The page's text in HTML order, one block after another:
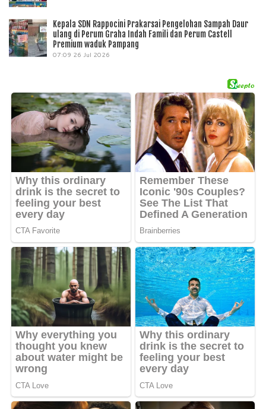
Kepala SDN Rappocini Prakarsai Pengelohan Sampah Daur
ulang di Perum Graha Indah Famili dan Perum Castell
Premium waduk Pampang
07:09 26 Jul 2026